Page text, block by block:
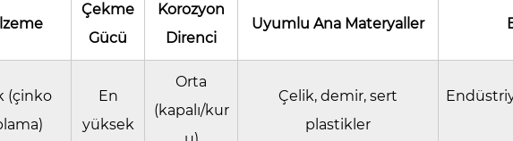
Çekme
Gücü
Korozyon
Direnci
Uyumlu Ana Materyaller
(çinko
En
yüksek
Orta
(kapalı/kur
Çelik, demir, sert
plastikler